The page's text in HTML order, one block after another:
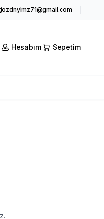
ozdnylmz71@gmail.com
Hesabım Sepetim